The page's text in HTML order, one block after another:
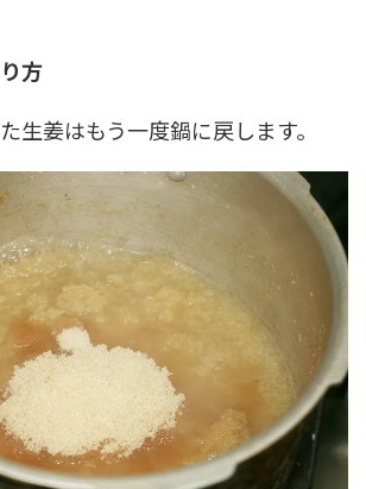
方
生姜はもう一度鍋に戻します。